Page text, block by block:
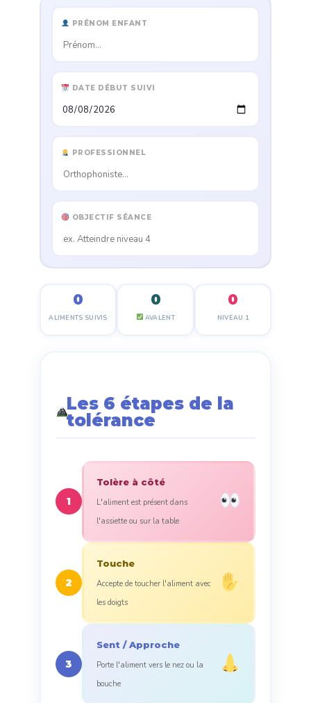
PRÉNOM ENFANT
DATE DÉBUT SUIVI
PROFESSIONNEL
OBJECTIF SÉANCE
0
ALIMENTS SUIVIS
0
AVALENT
0
NIVEAU 1
Les 6 étapes de la
tolérance
1
Tolère à côté
L'aliment est présent dans
l'assiette ou sur la table
2
Touche
Accepte de toucher l'aliment avec
les doigts
3
Sent / Approche
Porte l'aliment vers le nez ou la
bouche